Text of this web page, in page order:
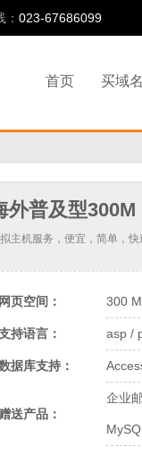
023-67686099
首页 买域
外普及型300M
主机服务，便宜，简单，
网页空间： 300
持语言： asp /
据库支持：
赠送产品：
企业